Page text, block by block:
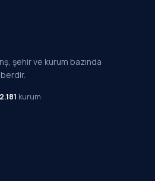
şehir ve kurum bazında
kurum